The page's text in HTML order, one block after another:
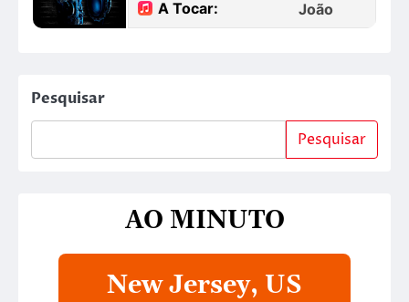
Pesquisar
Pesquisar
AO MINUTO
New Jersey, US